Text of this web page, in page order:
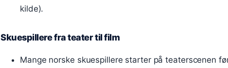
kilde).
Skuespillere fra teater til film
Mange norske skuespillere starter på teaterscenen